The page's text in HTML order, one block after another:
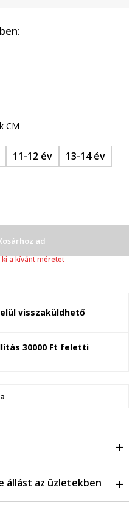
CM
11-12 év
13-14 év
ad
a kívánt méretet
visszaküldhető
30000 Ft feletti
állást az üzletekben